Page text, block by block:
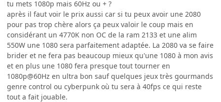
tu mets 1080p mais 60Hz ou + ?
après il faut voir le prix aussi car si tu peux avoir une 2080
pour pas trop chère alors ça peux valoir le coup mais en
considérant un 4770K non OC de la ram 2133 et une alim
550W une 1080 sera parfaitement adaptée. La 2080 va se faire
brider et ne fera pas beaucoup mieux qu'une 1080 à mon avis
et en plus une 1080 fera presque tout tourner en
1080p@60Hz en ultra bon sauf quelques jeux très gourmands
genre control ou cyberpunk où tu sera à 40fps ce qui reste
tout a fait jouable.